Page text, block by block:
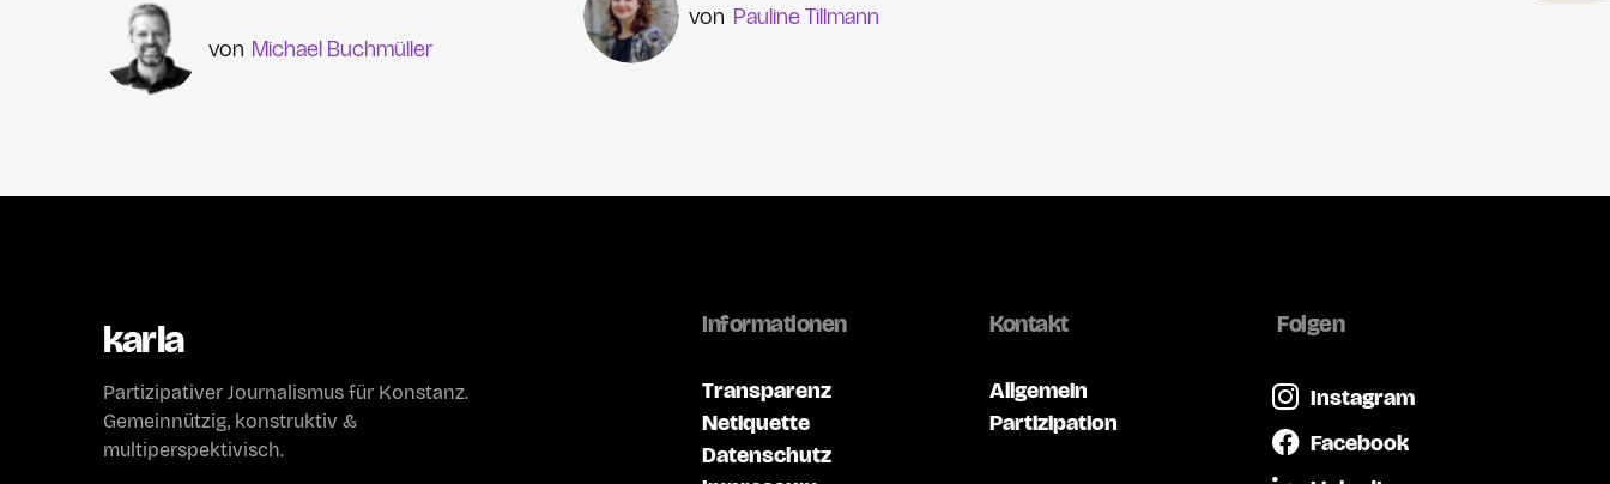
Michael Buchmüller
Pauline Tillmann
karla
Partizipativer Journalismus für Konstanz.
Gemeinnützig, konstruktiv &
multiperspektivisch.
Informationen
Transparenz
Netiquette
Datenschutz
Kontakt
Allgemein
Partizipation
Folgen
Instagram
Facebook